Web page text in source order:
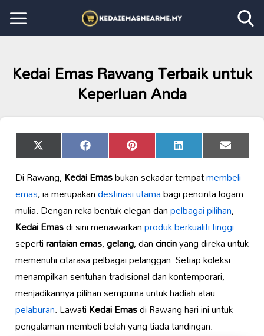
Kedai Emas Rawang Terbaik untuk
Keperluan Anda
Share
on
X
(Twitter)
Share
on
Facebook Share
on
Pinterest Share
on
LinkedIn Share
on
Email
Di Rawang,Kedai Emasbukan sekadar tempatmembeli
emas; ia merupakandestinasi utamabagi pencinta logam
mulia. Dengan reka bentuk elegan danpelbagai pilihan,
Kedai Emasdi sini menawarkanproduk berkualiti tinggi
sepertirantaian emas,gelang, dancincinyang direka untuk
memenuhi citarasa pelbagai pelanggan. Setiap koleksi
menampilkan sentuhan tradisional dan kontemporari,
menjadikannya pilihan sempurna untuk hadiah atau
pelaburan. LawatiKedai Emasdi Rawang hari ini untuk
pengalaman membeli-belah yang tiada tandingan.